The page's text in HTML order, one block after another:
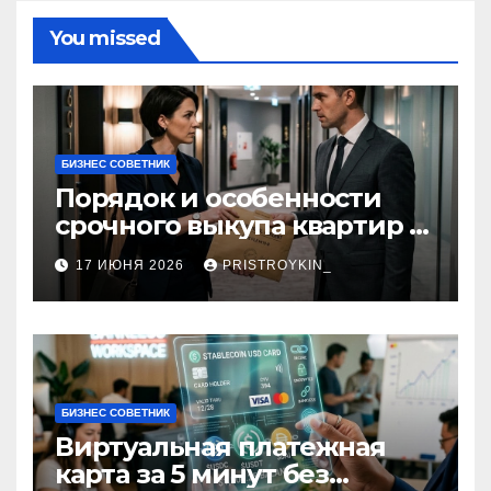
You missed
БИЗНЕС СОВЕТНИК
Порядок и особенности
срочного выкупа квартир в
срок 1–3 дня
17 ИЮНЯ 2026 PRISTROYKIN_
БИЗНЕС СОВЕТНИК
Виртуальная платежная
карта за 5 минут без